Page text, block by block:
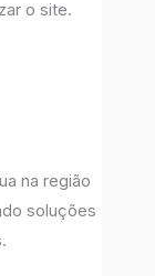
o site.
na região
soluções